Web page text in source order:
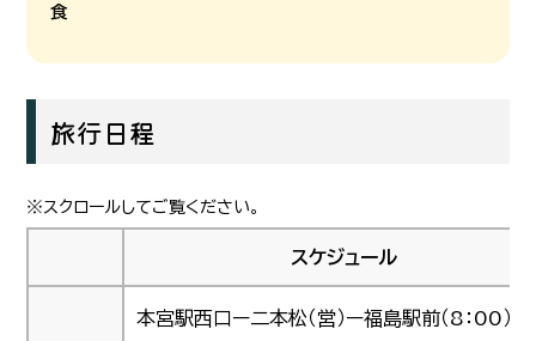
食
旅行日程
スケジュール
本宮駅西口ー二本松（営）ー福島駅前（8：00）